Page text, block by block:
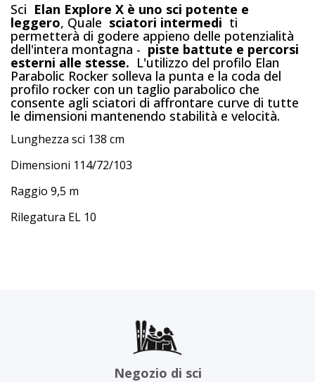
Sci Elan Explore X è uno sci potente e
leggero, Quale sciatori intermedi ti
permetterà di godere appieno delle potenzialità
dell'intera montagna - piste battute e percorsi
esterni alle stesse. L'utilizzo del profilo Elan
Parabolic Rocker solleva la punta e la coda del
profilo rocker con un taglio parabolico che
consente agli sciatori di affrontare curve di tutte
le dimensioni mantenendo stabilità e velocità.
Lunghezza sci 138 cm
Dimensioni 114/72/103
Raggio 9,5 m
Rilegatura EL 10
Negozio di sci